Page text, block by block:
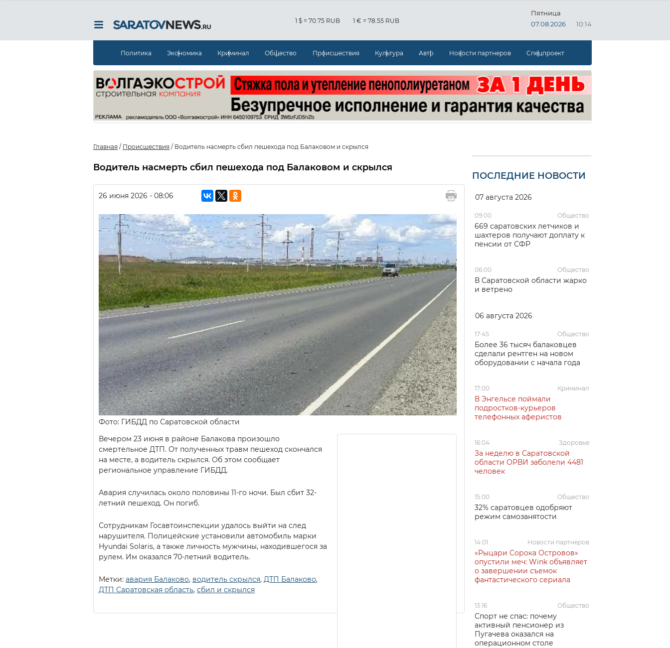
1 $ = 70.75 RUB 1 € = 78.55 RUB
Пятница
07.08.2026
10:14
Политика Экономика Криминал Общество Происшествия Культура Авто Новости партнеров Спецпроект
Главная / Происшествия / Водитель насмерть сбил пешехода под Балаковом и скрылся
Водитель насмерть сбил пешехода под Балаковом и скрылся
26 июня 2026 - 08:06
Фото: ГИБДД по Саратовской области
Вечером 23 июня в районе Балакова произошло
смертельное ДТП. От полученных травм пешеход скончался
на месте, а водитель скрылся. Об этом сообщает
региональное управление ГИБДД.
Авария случилась около половины 11-го ночи. Был сбит 32-
летний пешеход. Он погиб.
Сотрудникам Госавтоинспекции удалось выйти на след
нарушителя. Полицейские установили автомобиль марки
Hyundai Solaris, а также личность мужчины, находившегося за
рулем. Им оказался 70-летний водитель.
Метки: авария Балаково, водитель скрылся, ДТП Балаково,
ДТП Саратовская область, сбил и скрылся
ПОСЛЕДНИЕ НОВОСТИ
07 августа 2026
09:00 Общество
669 саратовских летчиков и
шахтеров получают доплату к
пенсии от СФР
06:00 Общество
В Саратовской области жарко
и ветрено
06 августа 2026
17:45 Общество
Более 36 тысяч балаковцев
сделали рентген на новом
оборудовании с начала года
17:00 Криминал
В Энгельсе поймали
подростков-курьеров
телефонных аферистов
16:04 Здоровье
За неделю в Саратовской
области ОРВИ заболели 4481
человек
15:00 Общество
32% саратовцев одобряют
режим самозанятости
14:01 Новости партнеров
«Рыцари Сорока Островов»
опустили меч: Wink объявляет
о завершении съемок
фантастического сериала
13:16 Общество
Спорт не спас: почему
активный пенсионер из
Пугачева оказался на
операционном столе